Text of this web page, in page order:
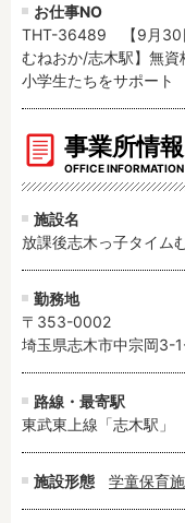
お仕事NO
THT-36489 【9月30
むねおか/志木駅】無
小学生たちをサポート
事業所情報
OFFICE INFORMATION
施設名
放課後志木っ子タイム
勤務地
〒353-0002
埼玉県志木市中宗岡3-
路線・最寄駅
東武東上線「志木駅」
施設形態 学童保育